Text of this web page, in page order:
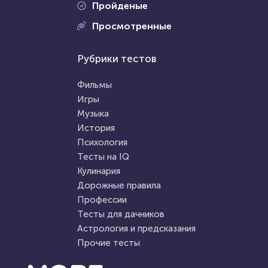
Проходили 7445 раз
Пройти тест
31 марта 2021 224010
Тесты для дачников
(Агропромышленный
23 июня 2021
Рубрики тестов
Фильмы
Игры
Музыка
История
Психология
Тесты на IQ
Кулинария
Дорожные правила
Профессии
Тесты для дачников
Астрология и предсказания
Прочие тесты
Пройденые
Просмотренные